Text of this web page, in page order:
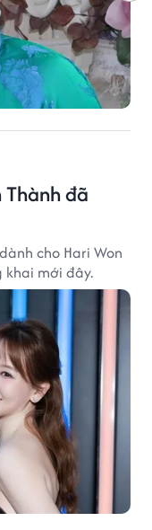
Thành đã
cho Hari Won
khai mới đây.